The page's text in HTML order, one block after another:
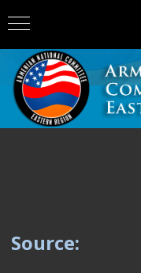
Source: